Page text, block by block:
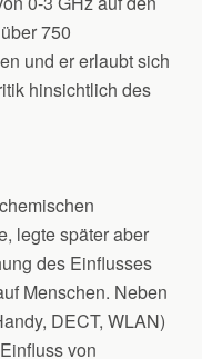
750
und er erlaubt sich
hinsichtlich des
legte später aber
des Einflusses
Menschen. Neben
DECT, WLAN)
von